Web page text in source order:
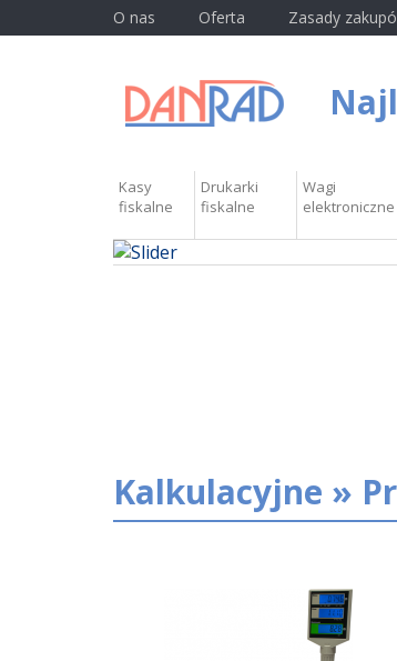
O nas Oferta Zasady
Kasy
fiskalne
Drukarki
fiskalne
Wagi
elektroniczne
Kalkulacyjne »